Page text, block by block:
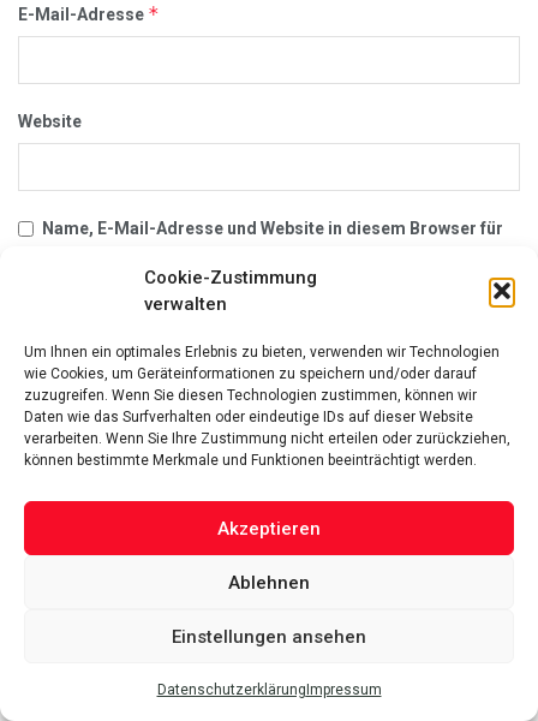
Cookie-Zustimmung
verwalten
Um Ihnen ein optimales Erlebnis zu bieten, verwenden wir Technologien
wie Cookies, um Geräteinformationen zu speichern und/oder darauf
zuzugreifen. Wenn Sie diesen Technologien zustimmen, können wir
Daten wie das Surfverhalten oder eindeutige IDs auf dieser Website
verarbeiten. Wenn Sie Ihre Zustimmung nicht erteilen oder zurückziehen,
können bestimmte Merkmale und Funktionen beeinträchtigt werden.
Akzeptieren
Ablehnen
Einstellungen ansehen
Datenschutzerklärung Impressum
E-Mail-Adresse *
Website
Name, E-Mail-Adresse und Website in diesem Browser für
Kürzliche Posts
Immobilien-Flut auf Sylt: Warum plötzlich Hunderte Häuser zum
Hilfe bei Überschuldung: Warum Schuldnerberatung und das P-
seriösen Anbieter für Cannabis auf Rezept erkennen
Paco Steinbeck Vermögen 2026: Wie reich ist der Kunst- und